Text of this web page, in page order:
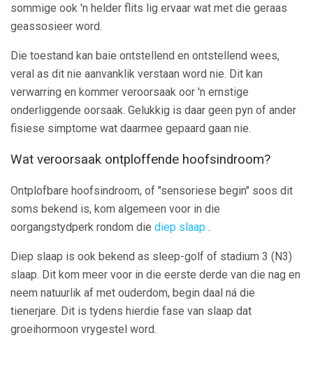
sommige ook 'n helder flits lig ervaar wat met die geraas
geassosieer word.
Die toestand kan baie ontstellend en ontstellend wees,
veral as dit nie aanvanklik verstaan ​​word nie. Dit kan
verwarring en kommer veroorsaak oor 'n ernstige
onderliggende oorsaak. Gelukkig is daar geen pyn of ander
fisiese simptome wat daarmee gepaard gaan nie.
Wat veroorsaak ontploffende hoofsindroom?
Ontplofbare hoofsindroom, of "sensoriese begin" soos dit
soms bekend is, kom algemeen voor in die
oorgangstydperk rondom die diep slaap .
Diep slaap is ook bekend as sleep-golf of stadium 3 (N3)
slaap. Dit kom meer voor in die eerste derde van die nag en
neem natuurlik af met ouderdom, begin daal ná die
tienerjare. Dit is tydens hierdie fase van slaap dat
groeihormoon vrygestel word.